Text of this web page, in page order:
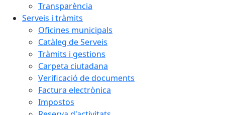
Transparència
Serveis i tràmits
Oficines municipals
Catàleg de Serveis
Tràmits i gestions
Carpeta ciutadana
Verificació de documents
Factura electrònica
Impostos